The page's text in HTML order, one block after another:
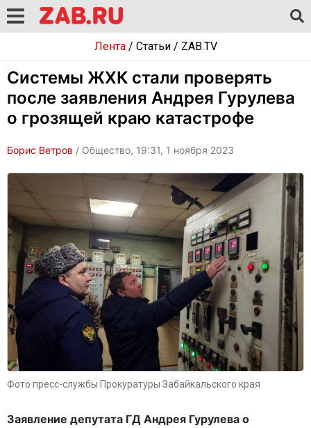
Лента/ Статьи/ ZAB.TV
Системы ЖХК стали проверять
после заявления Андрея Гурулева
о грозящей краю катастрофе
Борис Ветров / Общество, 19:31, 1 ноября 2023
Фото пресс-службы Прокуратуры Забайкальского края
Заявление депутата ГД Андрея Гурулева о